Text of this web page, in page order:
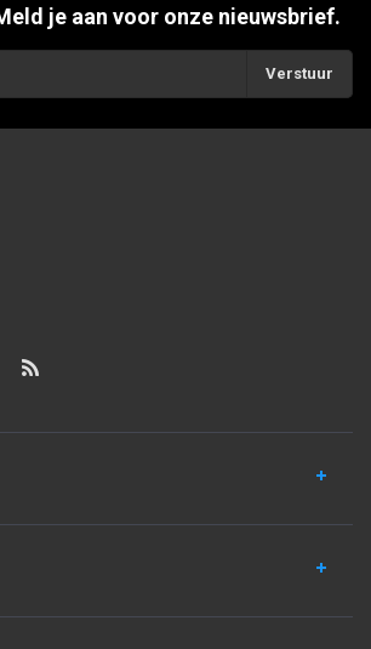
je aan voor onze nieuwsbrief.
Verstuur